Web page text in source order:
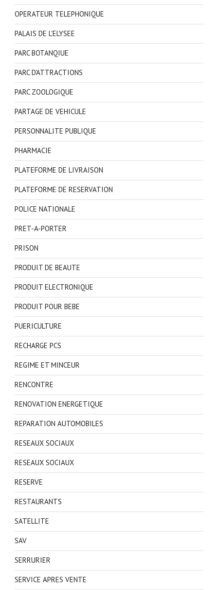
OPERATEUR TELEPHONIQUE
PALAIS DE L'ELYSEE
PARC BOTANQIUE
PARC D'ATTRACTIONS
PARC ZOOLOGIQUE
PARTAGE DE VEHICULE
PERSONNALITE PUBLIQUE
PHARMACIE
PLATEFORME DE LIVRAISON
PLATEFORME DE RESERVATION
POLICE NATIONALE
PRET-A-PORTER
PRISON
PRODUIT DE BEAUTE
PRODUIT ELECTRONIQUE
PRODUIT POUR BEBE
PUERICULTURE
RECHARGE PCS
REGIME ET MINCEUR
RENCONTRE
RENOVATION ENERGETIQUE
REPARATION AUTOMOBILES
RESEAUX SOCIAUX
RESEAUX SOCIAUX
RESERVE
RESTAURANTS
SATELLITE
SAV
SERRURIER
SERVICE APRES VENTE